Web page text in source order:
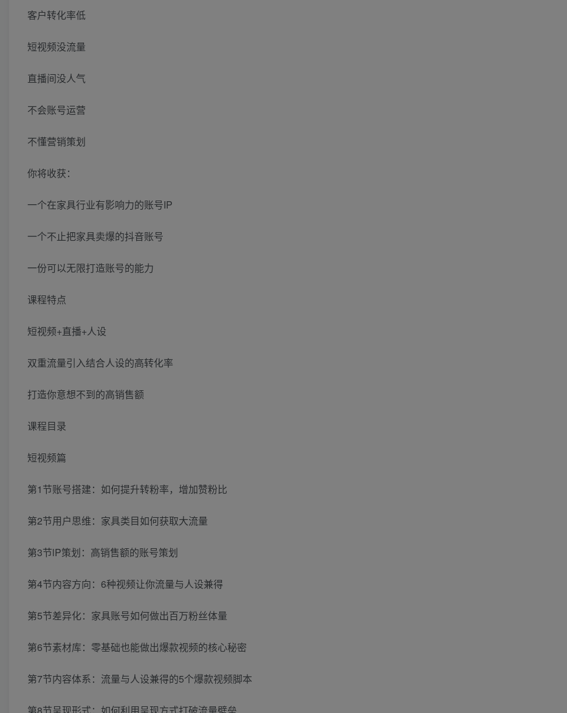
客户转化率低
短视频没流量
直播间没人气
不会账号运营
不懂营销策划
你将收获：
一个在家具行业有影响力的账号IP
一个不止把家具卖爆的抖音账号
一份可以无限打造账号的能力
课程特点
短视频+直播+人设
双重流量引入结合人设的高转化率
打造你意想不到的高销售额
课程目录
短视频篇
第1节账号搭建：如何提升转粉率，增加赞粉比
第2节用户思维：家具类目如何获取大流量
第3节lP策划：高销售额的账号策划
第4节内容方向：6种视频让你流量与人设兼得
第5节差异化：家具账号如何做出百万粉丝体量
第6节素材库：零基础也能做出爆款视频的核心秘密
第7节内容体系：流量与人设兼得的5个爆款视频脚本